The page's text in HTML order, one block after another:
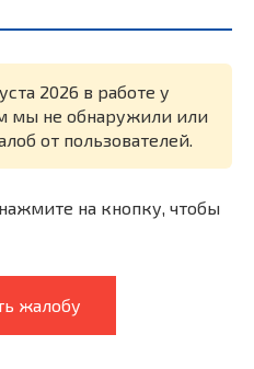
2026 в работе у
мы не обнаружили или
от пользователей.
на кнопку, чтобы
жалобу